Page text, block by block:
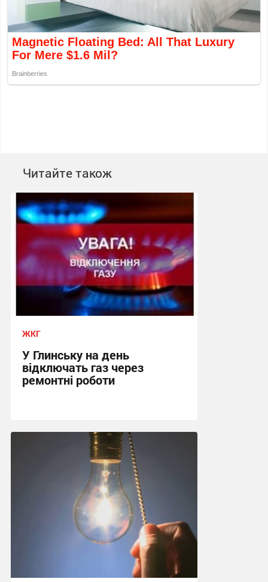
Читайте також
ЖКГ
У Глинську на день
відключать газ через
ремонтні роботи